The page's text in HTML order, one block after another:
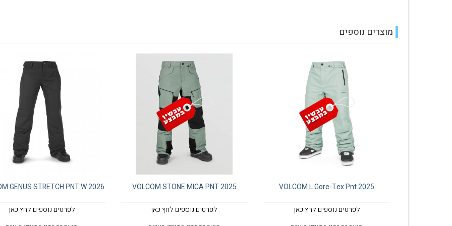
מוצרים נוספים
VOLCOM L Gore-Tex Pnt 2025
לפרטים נוספים לחץ כאן
VOLCOM STONE MICA PNT 2025
לפרטים נוספים לחץ כאן
GENUS STRETCH PNT W 2026
לפרטים נוספים לחץ כאן